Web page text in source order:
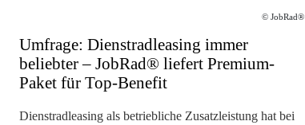
© JobRad®
Umfrage: Dienstradleasing immer
beliebter – JobRad® liefert Premium-
Paket für Top-Benefit
Dienstradleasing als betriebliche Zusatzleistung hat bei